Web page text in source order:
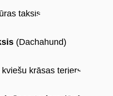
(Dachahund)